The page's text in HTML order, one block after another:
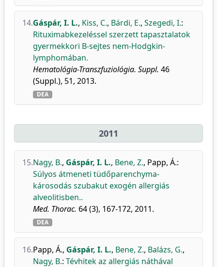
14.Gáspár, I. L., Kiss, C., Bárdi, E., Szegedi, I.:
Rituximabkezeléssel szerzett tapasztalatok
gyermekkori B-sejtes nem-Hodgkin-
lymphomában.
Hematológia-Transzfuziológia. Suppl. 46
(Suppl.), 51, 2013.
DEA
2011
15.Nagy, B., Gáspár, I. L., Bene, Z., Papp, Á.:
Súlyos átmeneti tüdőparenchyma-
károsodás szubakut exogén allergiás
alveolitisben..
Med. Thorac. 64 (3), 167-172, 2011.
DEA
16.Papp, Á., Gáspár, I. L., Bene, Z., Balázs, G.,
Nagy, B.: Tévhitek az allergiás náthával